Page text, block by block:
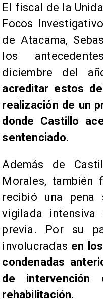
El fiscal de la
Focos
de Atacama,
los
diciembre del
acreditar estos
realización de un
donde Castillo
sentenciado.
Además de
Morales, también
recibió una pena
vigilada
previa. Por su
involucradas en
condenadas
de
rehabilitación.